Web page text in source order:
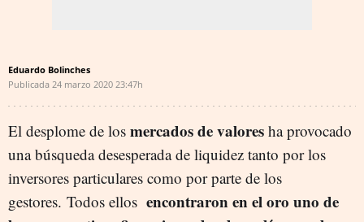
Eduardo Bolinches
Publicada 24 marzo 2020 23:47h
El desplome de los mercados de valores ha provocado
una búsqueda desesperada de liquidez tanto por los
inversores particulares como por parte de los
gestores. Todos ellos encontraron en el oro uno de